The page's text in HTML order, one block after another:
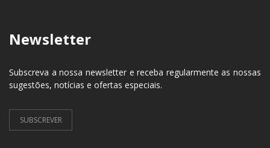
Newsletter
Subscreva a nossa newsletter e receba regularmente as nossas
sugestões, notícias e ofertas especiais.
SUBSCREVER